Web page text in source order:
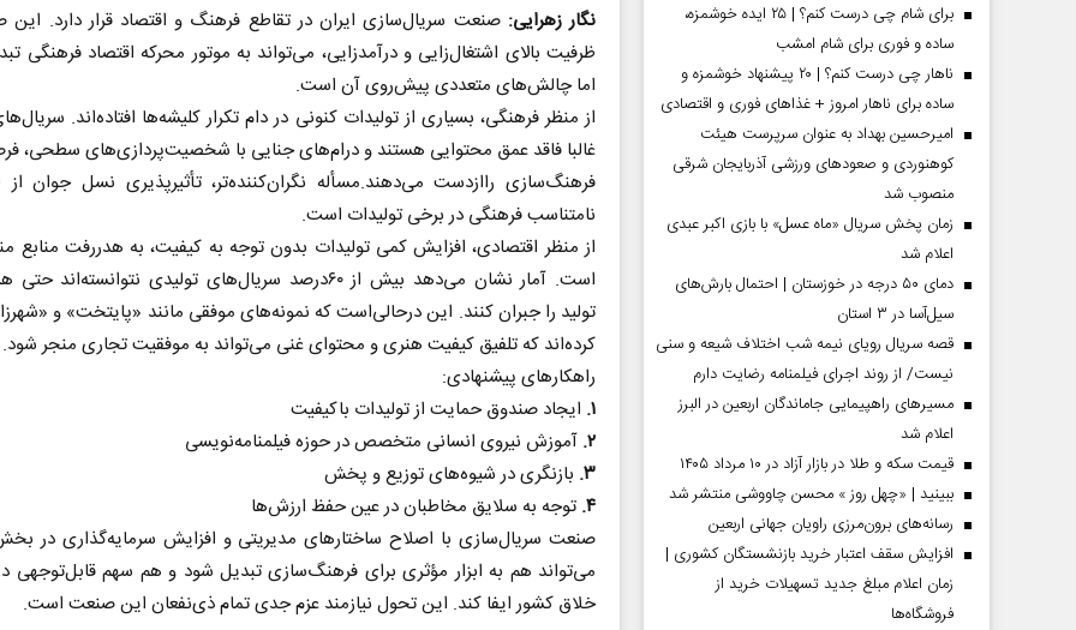
نگار زهرایی: صنعت سریال‌سازی ایران در تقاطع فرهنگ و اقتصاد قرار دارد. این
ظرفیت بالای اشتغال‌زایی و درآمدزایی، می‌تواند به موتور محرکه اقتصاد فرهنگی
اما چالش‌های متعددی پیش‌روی آن است.
از منظر فرهنگی، بسیاری از تولیدات کنونی در دام تکرار کلیشه‌ها افتاده‌اند.
غالبا فاقد عمق محتوایی هستند و درام‌های جنایی با شخصیت‌پردازی‌های سطحی،
فرهنگ‌سازی راازدست می‌دهند.مسأله نگران‌کننده‌تر، تأثیرپذیری نسل جوان از
نامتناسب فرهنگی در برخی تولیدات است.
از منظر اقتصادی، افزایش کمی تولیدات بدون توجه به کیفیت، به هدررفت منابع
است. آمار نشان می‌دهد بیش از ۶۰درصد سریال‌های تولیدی نتوانسته‌اند
تولید را جبران کنند. این درحالی‌است که نمونه‌های موفقی مانند «پایتخت» و
کرده‌اند که تلفیق کیفیت هنری و محتوای غنی می‌تواند به موفقیت تجاری منجر شود.
راهکارهای پیشنهادی:
۱. ایجاد صندوق حمایت از تولیدات باکیفیت
۲. آموزش نیروی انسانی متخصص در حوزه فیلمنامه‌نویسی
۳. بازنگری در شیوه‌های توزیع و پخش
۴. توجه به سلایق مخاطبان در عین حفظ ارزش‌ها
صنعت سریال‌سازی با اصلاح ساختارهای مدیریتی و افزایش سرمایه‌گذاری در
می‌تواند هم به ابزار مؤثری برای فرهنگ‌سازی تبدیل شود و هم سهم قابل‌توجهی
خلاق کشور ایفا کند. این تحول نیازمند عزم جدی تمام ذی‌نفعان این صنعت است.
برای شام چی درست کنم؟ | ۲۵ ایده خوشمزه،
ساده و فوری برای شام امشب
ناهار چی درست کنم؟ | ۲۰ پیشنهاد خوشمزه و
ساده برای ناهار امروز + غذاهای فوری و اقتصادی
امیرحسین بهداد به عنوان سرپرست هیئت
کوهنوردی و صعودهای ورزشی آذربایجان شرقی
منصوب شد
زمان پخش سریال «ماه عسل» با بازی اکبر عبدی
اعلام شد
دمای ۵۰ درجه در خوزستان | احتمال بارش‌های
سیل‌آسا در ۳ استان
قصه سریال رویای نیمه شب اختلاف شیعه و سنی
نیست/ از روند اجرای فیلمنامه رضایت دارم
مسیر‌های راهپیمایی جاماندگان اربعین در البرز
اعلام شد
قیمت سکه و طلا در بازار آزاد در ۱۰ مرداد ۱۴۰۵
ببینید | «چهل روز » محسن چاووشی منتشر شد
رسانه‌های برون‌مرزی راویان جهانی اربعین
افزایش سقف اعتبار خرید بازنشستگان کشوری |
زمان اعلام مبلغ جدید تسهیلات خرید از
فروشگاه‌ها
مجلس
صفحات نخست روزنامه ها‌ی‌سه‌شنبه ۶ مردادماه صفحات نخست روزنامه ها‌ی یکشنبه ۴ مردادماه